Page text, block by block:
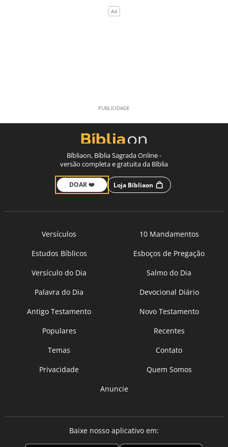
Bíbliaon, Bíblia Sagrada Online -
versão completa e gratuita da Bíblia
DOAR ❤️ Loja Bíbliaon
Versículos
10 Mandamentos
Estudos Bíblicos
Esboços de Pregação
Versículo do Dia
Salmo do Dia
Palavra do Dia
Devocional Diário
Antigo Testamento
Novo Testamento
Populares
Recentes
Temas
Contato
Privacidade
Quem Somos
Anuncie
Baixe nosso aplicativo em: